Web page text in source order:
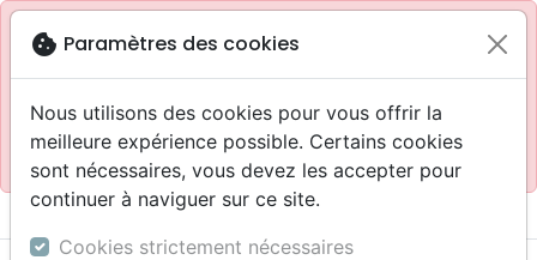
blockSite réservé aux professionnels
Accès pour les professionnels : Se connecter
Site pour le grand public : La Maison de la Bible
menu
cookie Paramètres des cookies
Nous utilisons des cookies pour vous offrir la
meilleure expérience possible. Certains cookies
sont nécessaires, vous devez les accepter pour
continuer à naviguer sur ce site.
Cookies strictement nécessaires